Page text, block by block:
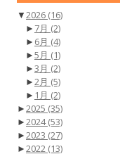
▼2026 (16)
► 7月 (2)
► 6月 (4)
►5月 (1)
►3月 (2)
►2月 (5)
► 1月 (2)
►2025 (35)
►2024(53)
►2023 (27)
►2022 (13)